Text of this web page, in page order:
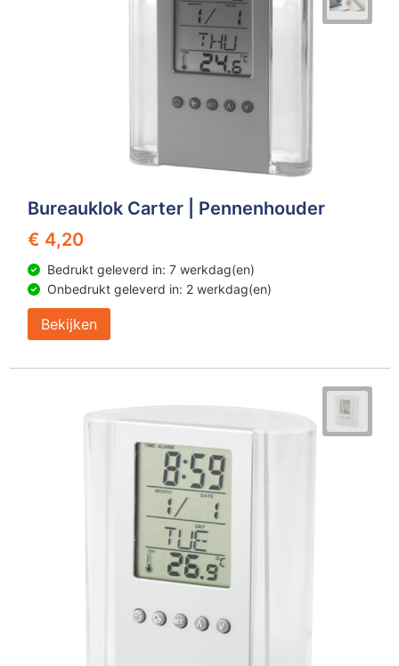
Bureauklok Carter | Pennenhouder
€ 4,20
Bedrukt geleverd in: 7 werkdag(en)
Onbedrukt geleverd in: 2 werkdag(en)
Bekijken